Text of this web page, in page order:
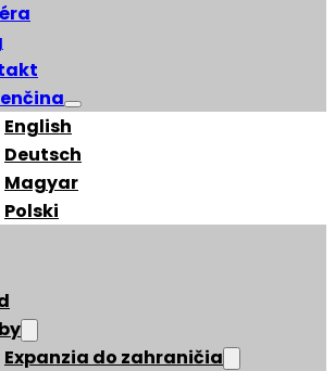
English
Deutsch
Magyar
Polski
Expanzia do zahraničia